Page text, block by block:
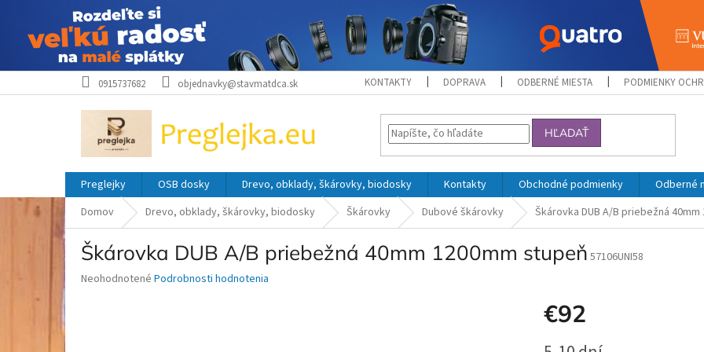
na
0915737682 objednavky@stavmatdca.sk KONTAKTY DOPRAVA ODBERNÉ MIESTA PODMIENKY
HĽADAŤ
Preglejky OSB dosky Drevo, obklady, škárovky, biodosky Kontakty Obchodné podmienky Odberné
Domov
Drevo, obklady, škárovky, biodosky Škárovky Dubové škárovky Škárovka DUB A/B priebežná
Škárovka DUB A/B priebežná 40mm 1200mm stupeň 57106UNI58
Priemerné
Neohodnotené Podrobnosti hodnotenia
€92